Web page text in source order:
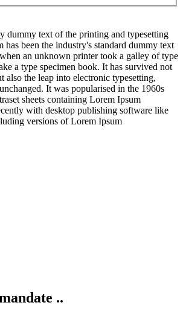
dummy text of the printing and typesetting
has been the industry's standard dummy text
an unknown printer took a galley of type
a type specimen book. It has survived not
also the leap into electronic typesetting,
It was popularised in the 1960s
sheets containing Lorem Ipsum
with desktop publishing software like
versions of Lorem Ipsum
..